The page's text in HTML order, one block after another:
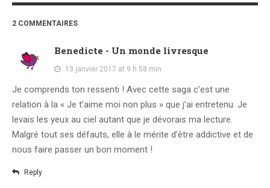
2 COMMENTAIRES
Benedicte - Un monde livresque
13 janvier 2017 at 9 h 58 min
Je comprends ton ressenti ! Avec cette saga c’est une
relation à la « Je t’aime moi non plus » que j’ai entretenu. Je
levais les yeux au ciel autant que je dévorais ma lecture.
Malgré tout ses défauts, elle à le mérite d’être addictive et de
nous faire passer un bon moment !
Reply